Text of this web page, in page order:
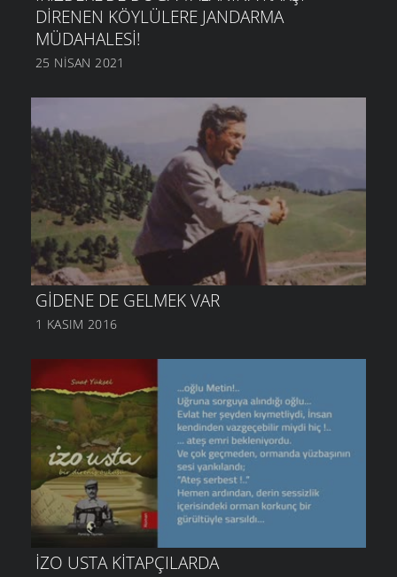
DIRENEN KÖYLÜLERE JANDARMA
MÜDAHALESI!
25 NISAN 2021
GIDENE DE GELMEK VAR
1 KASIM 2016
İZO USTA KITAPÇILARDA